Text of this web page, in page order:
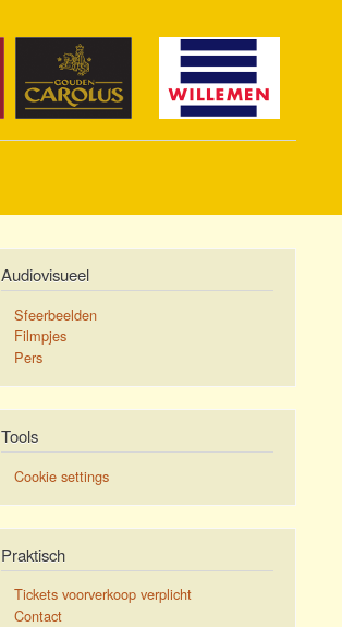
Audiovisueel
Sfeerbeelden
Filmpjes
Pers
Tools
Cookie settings
Praktisch
Tickets voorverkoop verplicht
Contact